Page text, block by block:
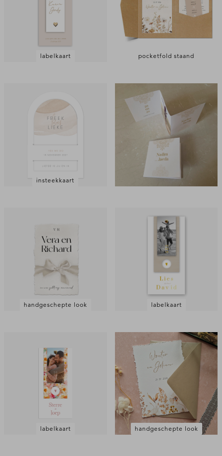
labelkaart pocketfold staand
insteekkaart
handgeschepte look labelkaart
labelkaart handgeschepte look